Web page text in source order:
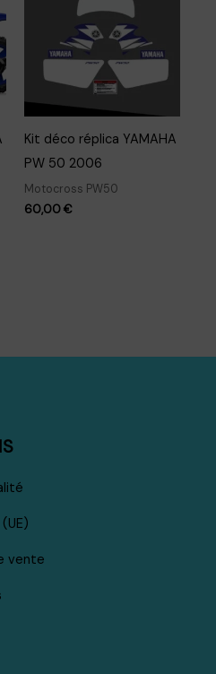
Kit déco réplica YAMAHA
PW 50 2006
Motocross PW50
60,00€
vente